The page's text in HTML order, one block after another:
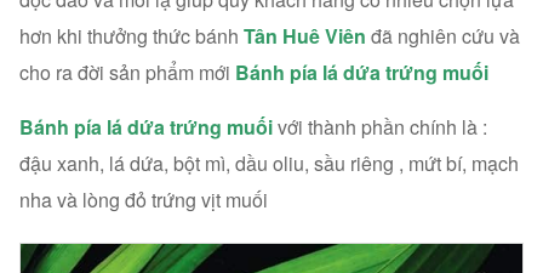
hơn khi thưởng thức bánh Tân Huê Viên đã nghiên cứu và
cho ra đời sản phẩm mới Bánh pía lá dứa trứng muối
Bánh pía lá dứa trứng muốivới thành phần chính là :
đậu xanh, lá dứa, bột mì, dầu oliu, sầu riêng , mứt bí, mạch
nha và lòng đỏ trứng vịt muối